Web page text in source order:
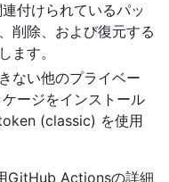
付けられているパッ
削除、および復元する
ます。
ない他のプライベー
ージをインストール
(classic) を使用
GitHub Actionsの詳細